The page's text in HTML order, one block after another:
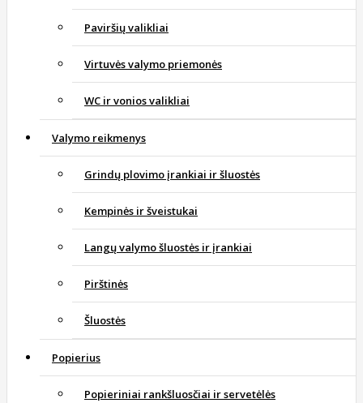
Paviršių valikliai
Virtuvės valymo priemonės
WC ir vonios valikliai
Valymo reikmenys
Grindų plovimo įrankiai ir šluostės
Kempinės ir šveistukai
Langų valymo šluostės ir įrankiai
Pirštinės
Šluostės
Popierius
Popieriniai rankšluosčiai ir servetėlės